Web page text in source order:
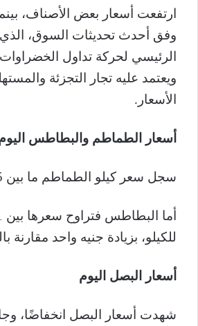
ارتفعت أسعار بعض الأصناف،
وفق أحدث تحديثات السوق، الذي
الرئيسي لحركة تداول
ويعتمد عليه تجار التجزئة
الأسعار.
أسعار الطماطم والبطاطس
سجل سعر كيلو الطماطم ما بين 12.5 و22.5 جنيهًا.
للكيلو، بزيادة جنيه واحد مقارنة
أسعار البصل اليوم
شهدت أسعار البصل انخفاضًا،